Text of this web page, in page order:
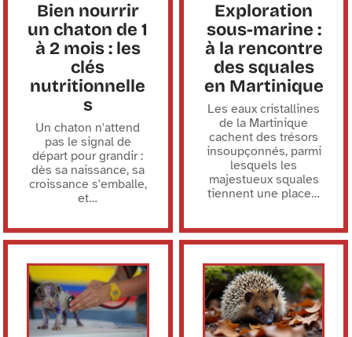
Bien nourrir
un chaton de 1
à 2 mois : les
clés
nutritionnelle
s
Un chaton n'attend
pas le signal de
départ pour grandir :
dès sa naissance, sa
croissance s'emballe,
et…
Exploration
sous-marine :
à la rencontre
des squales
en Martinique
Les eaux cristallines
de la Martinique
cachent des trésors
insoupçonnés, parmi
lesquels les
majestueux squales
tiennent une place…